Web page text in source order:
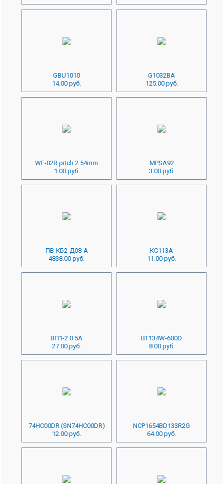
GBU1010
14.00 руб.
G1032BA
125.00 руб.
WF-02R pitch 2.54mm
1.00 руб.
MPSA92
3.00 руб.
ПВ-КБ2-Д08-А
4838.00 руб.
КС113А
11.00 руб.
ВП1-2 0.5А
27.00 руб.
BT134W-600D
8.00 руб.
74HC00DR (SN74HC00DR)
12.00 руб.
NCP1654BD133R2G
64.00 руб.